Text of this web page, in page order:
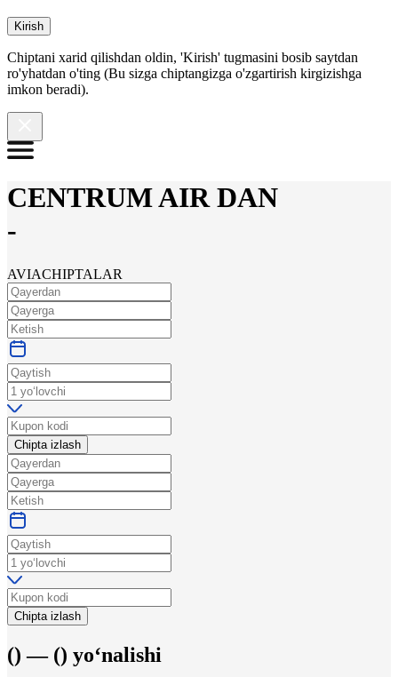
Kirish
Chiptani xarid qilishdan oldin, 'Kirish' tugmasini bosib saytdan
ro'yhatdan o'ting (Bu sizga chiptangizga o'zgartirish kirgizishga
imkon beradi).
CENTRUM AIR DAN
-
AVIACHIPTALAR
Chipta izlash
Chipta izlash
() — () yo‘nalishi